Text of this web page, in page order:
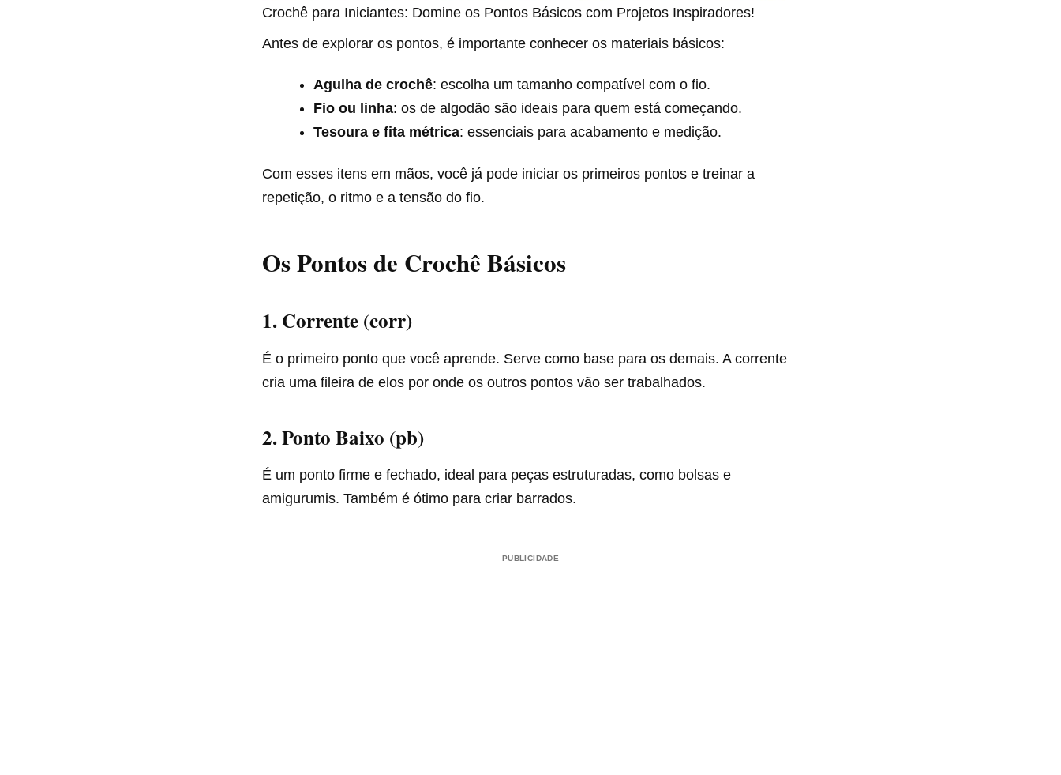
Crochê para Iniciantes: Domine os Pontos Básicos com Projetos Inspiradores!
Antes de explorar os pontos, é importante conhecer os materiais básicos:
Agulha de crochê: escolha um tamanho compatível com o fio.
Fio ou linha: os de algodão são ideais para quem está começando.
Tesoura e fita métrica: essenciais para acabamento e medição.
Com esses itens em mãos, você já pode iniciar os primeiros pontos e treinar a
repetição, o ritmo e a tensão do fio.
Os Pontos de Crochê Básicos
1. Corrente (corr)
É o primeiro ponto que você aprende. Serve como base para os demais. A corrente
cria uma fileira de elos por onde os outros pontos vão ser trabalhados.
2. Ponto Baixo (pb)
É um ponto firme e fechado, ideal para peças estruturadas, como bolsas e
amigurumis. Também é ótimo para criar barrados.
PUBLICIDADE